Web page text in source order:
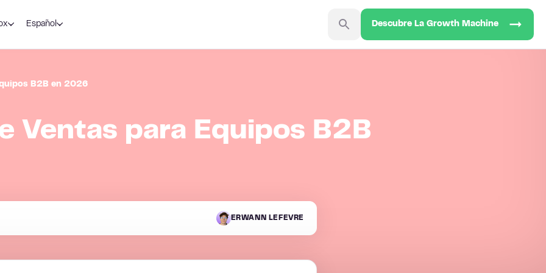
Español Descubre La Growth Machine
B2B en 2026
Ventas para Equipos B2B
ERWANN LEFEVRE